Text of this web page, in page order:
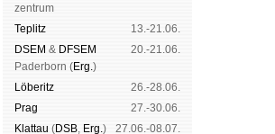
zen­trum
Tep­litz
13.-21.06.
DSEM & DFSEM
Pader­born (Erg.)
20.-21.06.
Lö­be­ritz
26.-28.06.
Prag
27.-30.06.
Klat­tau (DSB, Erg.)
27.06.-08.07.